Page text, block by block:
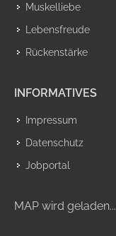
Muskelliebe
Lebensfreude
Rückenstärke
INFORMATIVES
Impressum
Datenschutz
Jobportal
MAP wird geladen...